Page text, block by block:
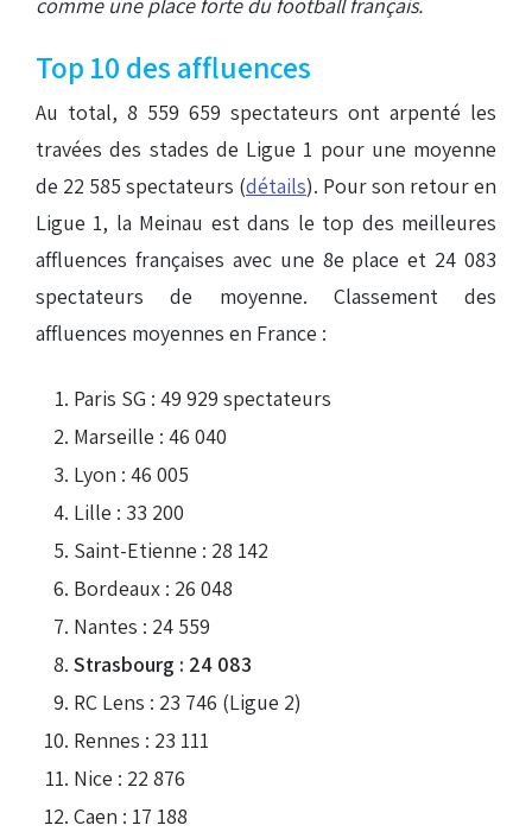
Top 10 des affluences
Au total, 8 559 659 spectateurs ont arpenté les
travées des stades de Ligue 1 pour une moyenne
de 22 585 spectateurs (détails). Pour son retour en
Ligue 1, la Meinau est dans le top des meilleures
affluences françaises avec une 8e place et 24 083
spectateurs de moyenne. Classement des
affluences moyennes en France :
Paris SG : 49 929 spectateurs
Marseille : 46 040
Lyon : 46 005
Lille : 33 200
Saint-Etienne : 28 142
Bordeaux : 26 048
Nantes : 24 559
Strasbourg : 24 083
RC Lens : 23 746 (Ligue 2)
Rennes : 23 111
Nice : 22 876
Caen : 17 188